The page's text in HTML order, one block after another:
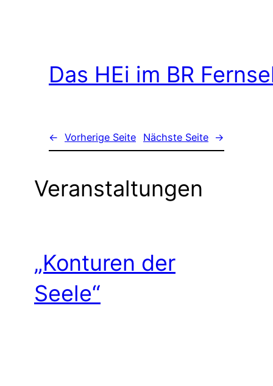
Das HEi im BR
← Vorherige Seite Nächste Seite →
Veranstaltungen
„Konturen der
Seele“